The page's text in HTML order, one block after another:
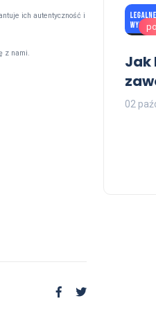
ich autentyczność i
z nami.
wykształcenie
Jak
02